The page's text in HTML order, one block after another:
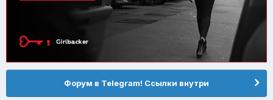
Форум в Telegram! Ссылки внутри